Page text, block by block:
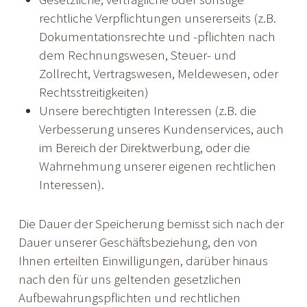
rechtliche Verpflichtungen unsererseits (z.B.
Dokumentationsrechte und -pflichten nach
dem Rechnungswesen, Steuer- und
Zollrecht, Vertragswesen, Meldewesen, oder
Rechtsstreitigkeiten)
Unsere berechtigten Interessen (z.B. die
Verbesserung unseres Kundenservices, auch
im Bereich der Direktwerbung, oder die
Wahrnehmung unserer eigenen rechtlichen
Interessen).
Die Dauer der Speicherung bemisst sich nach der
Dauer unserer Geschäftsbeziehung, den von
Ihnen erteilten Einwilligungen, darüber hinaus
nach den für uns geltenden gesetzlichen
Aufbewahrungspflichten und rechtlichen